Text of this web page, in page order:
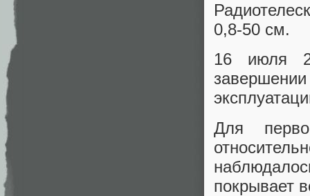
0,8-50 см.
16 июля
Для
покрывает